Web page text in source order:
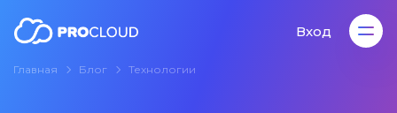
Вход
Главная Блог Технологии